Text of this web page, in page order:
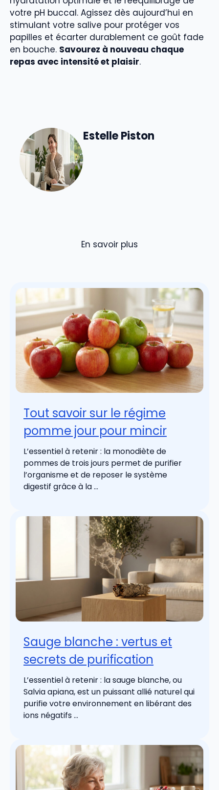
votre pH buccal. Agissez dès aujourd’hui en
stimulant votre salive pour protéger vos
papilles et écarter durablement ce goût fade
en bouche. Savourez à nouveau chaque
repas avec intensité et plaisir.
Estelle Piston
En savoir plus
Tout savoir sur le régime
pomme jour pour mincir
L’essentiel à retenir : la monodiète de
pommes de trois jours permet de purifier
l’organisme et de reposer le système
digestif grâce à la ...
Sauge blanche : vertus et
secrets de purification
L’essentiel à retenir : la sauge blanche, ou
Salvia apiana, est un puissant allié naturel qui
purifie votre environnement en libérant des
ions négatifs ...